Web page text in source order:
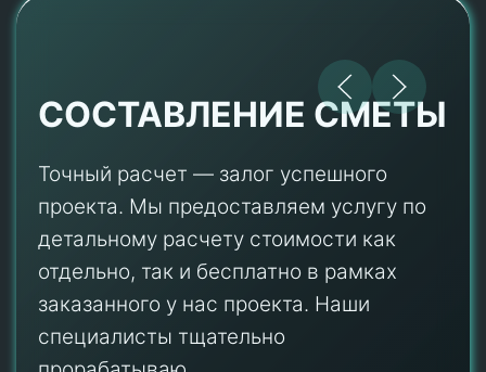
СОСТАВЛЕНИЕ СМЕТЫ
Точный расчет — залог успешного
проекта. Мы предоставляем услугу по
детальному расчету стоимости как
отдельно, так и бесплатно в рамках
заказанного у нас проекта. Наши
специалисты тщательно